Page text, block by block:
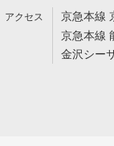
京急本線
京急本線
金沢シー